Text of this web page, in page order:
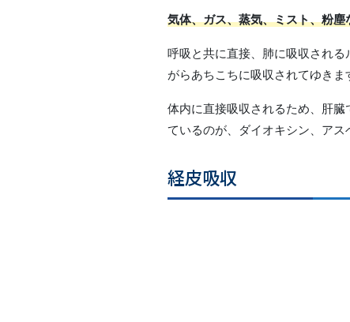
気体、ガス、蒸気、ミスト、粉
呼吸と共に直接、肺に吸収され
がらあちこちに吸収されてゆきま
体内に直接吸収されるため、肝
ているのが、ダイオキシン、アス
経皮吸収